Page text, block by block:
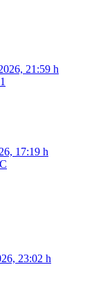
21:59 h
17:19 h
23:02 h